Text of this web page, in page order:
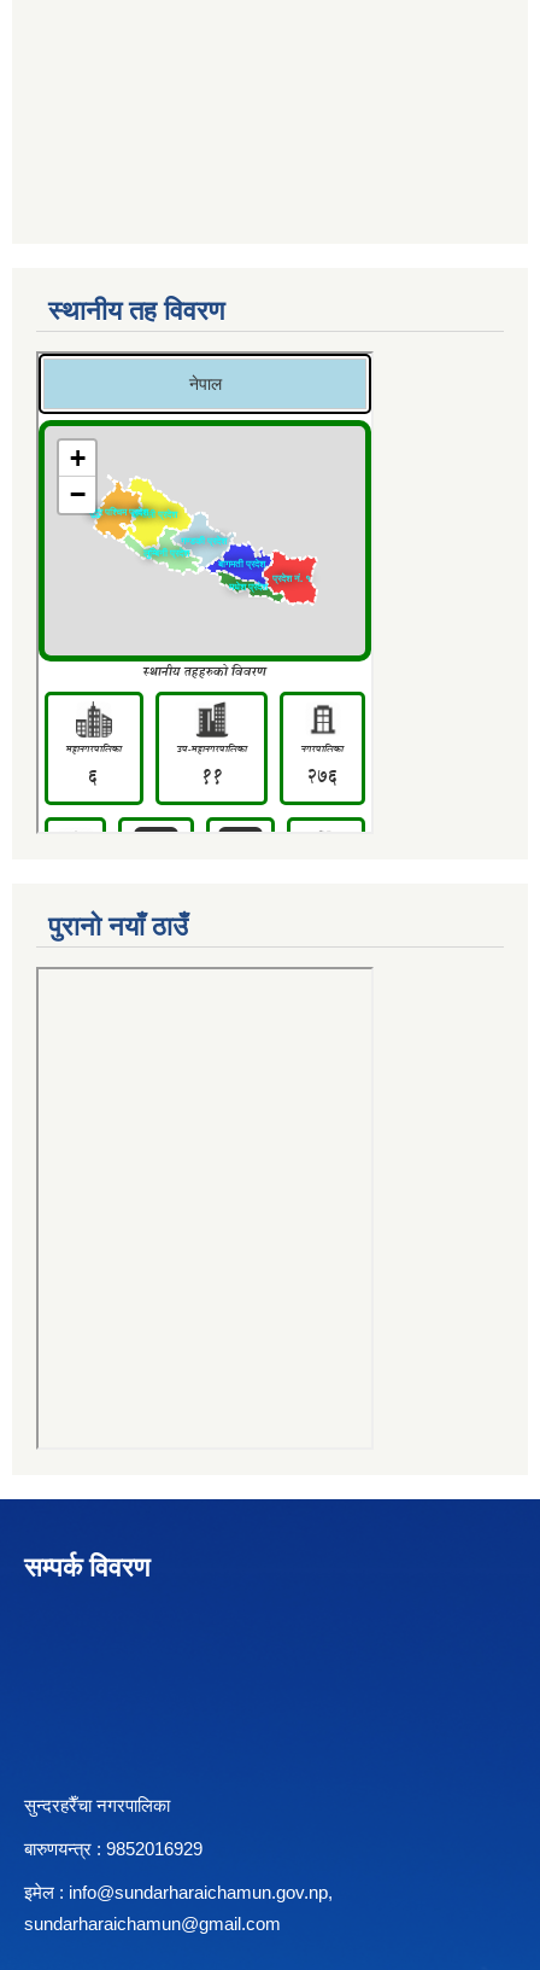
स्थानीय तह विवरण
पुरानो नयाँ ठाउँ
सम्पर्क विवरण
सुन्दरहरैँचा नगरपालिका
बारुणयन्त्र : 9852016929
इमेल : info@sundarharaichamun.gov.np,
sundarharaichamun@gmail.com